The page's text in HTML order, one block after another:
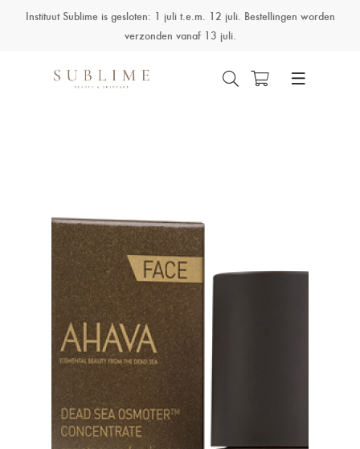
Instituut Sublime is gesloten: 1 juli t.e.m. 12 juli. Bestellingen worden
verzonden vanaf 13 juli.